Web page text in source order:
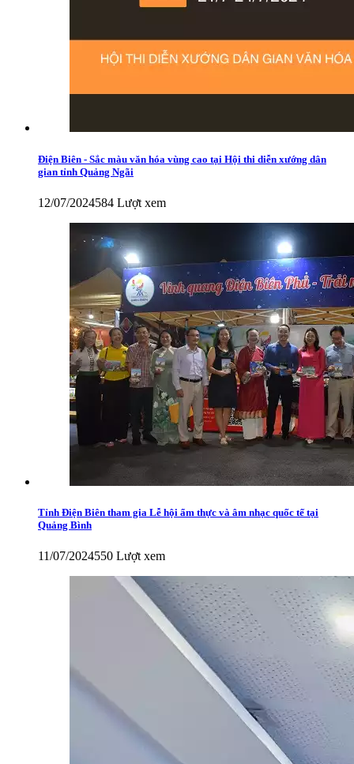
Điện Biên - Sắc màu văn hóa vùng cao tại Hội thi diễn xướng dân
gian tỉnh Quảng Ngãi
12/07/2024584 Lượt xem
Tỉnh Điện Biên tham gia Lễ hội ẩm thực và âm nhạc quốc tế tại
Quảng Bình
11/07/2024550 Lượt xem